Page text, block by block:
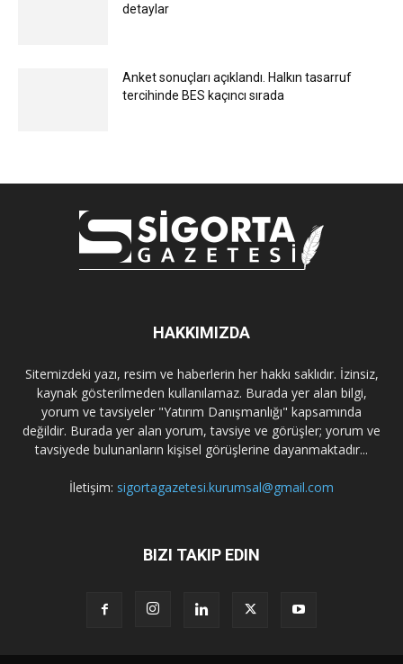
detaylar
Anket sonuçları açıklandı. Halkın tasarruf
tercihinde BES kaçıncı sırada
HAKKIMIZDA
Sitemizdeki yazı, resim ve haberlerin her hakkı saklıdır. İzinsiz,
kaynak gösterilmeden kullanılamaz. Burada yer alan bilgi,
yorum ve tavsiyeler "Yatırım Danışmanlığı" kapsamında
değildir. Burada yer alan yorum, tavsiye ve görüşler; yorum ve
tavsiyede bulunanların kişisel görüşlerine dayanmaktadır...
İletişim: sigortagazetesi.kurumsal@gmail.com
BIZI TAKIP EDIN